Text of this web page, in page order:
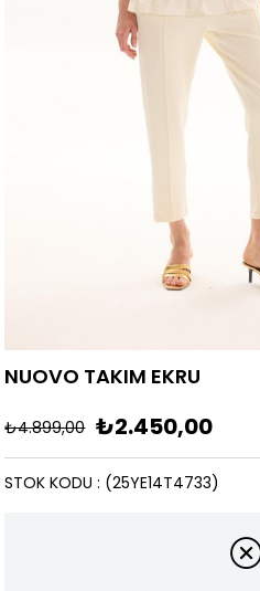
NUOVO TAKIM EKRU
₺4.899,00 ₺2.450,00
(25YE14T4733)
STOK KODU